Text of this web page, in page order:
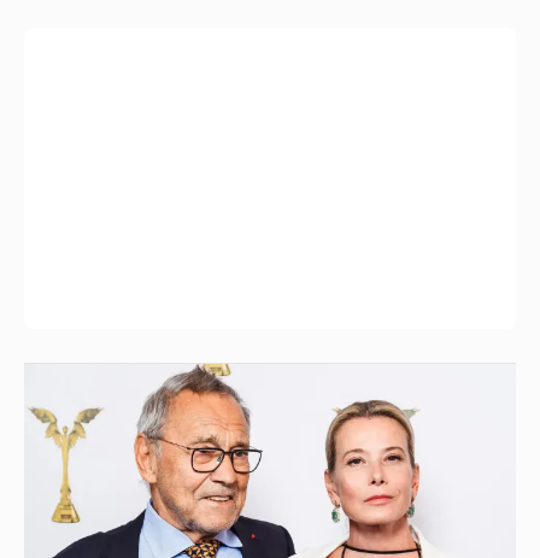
В сети появилось архивное фото Андрея
Кончаловского и Юлии Высоцкой на
отдыхе в Италии
18